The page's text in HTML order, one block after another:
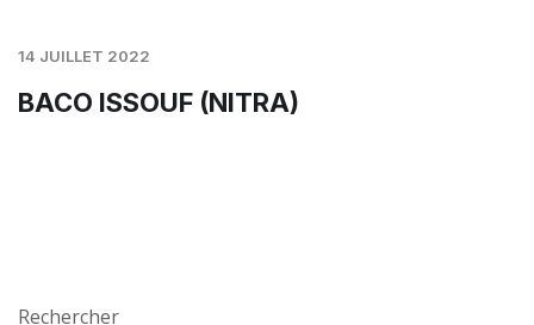
14 JUILLET 2022
BACO ISSOUF (NITRA)
Rechercher